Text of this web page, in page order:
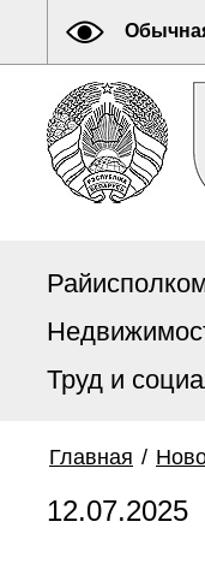
Труд и
Главная /
12.07.2025